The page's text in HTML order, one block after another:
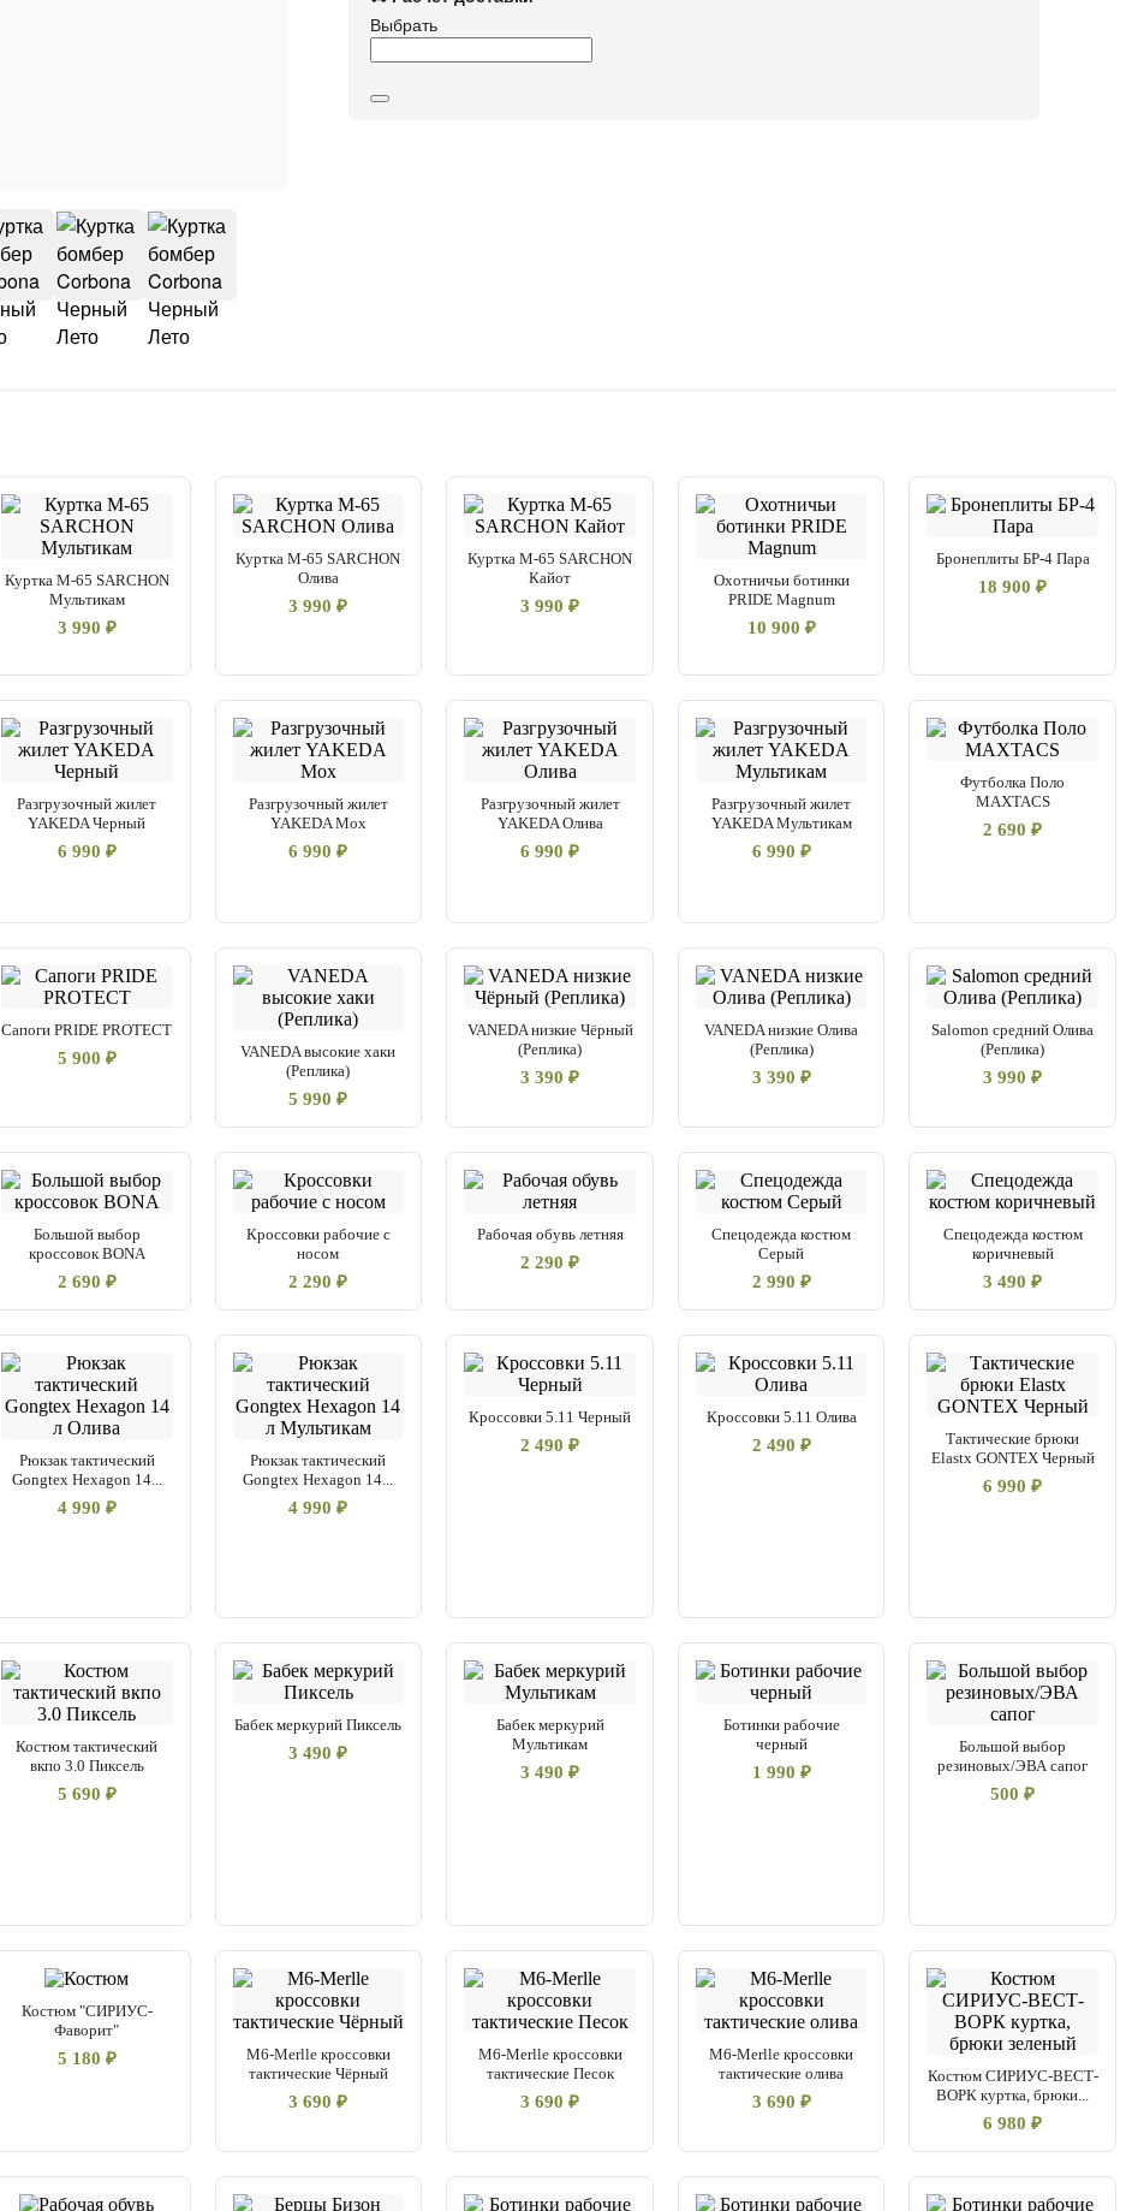
Выбрать
Куртка М-65 SARCHON
Мультикам
3 990 ₽
Куртка М-65 SARCHON
Олива
3 990 ₽
Куртка М-65 SARCHON
Кайот
3 990 ₽
Охотничьи ботинки
PRIDE Magnum
10 900 ₽
Бронеплиты БР-4 Пара
18 900 ₽
Разгрузочный жилет
YAKEDA Черный
6 990 ₽
Разгрузочный жилет
YAKEDA Мох
6 990 ₽
Разгрузочный жилет
YAKEDA Олива
6 990 ₽
Разгрузочный жилет
YAKEDA Мультикам
6 990 ₽
Футболка Поло
MAXTACS
2 690 ₽
Сапоги PRIDE PROTECT
5 900 ₽
VANEDA высокие хаки
(Реплика)
5 990 ₽
VANEDA низкие Чёрный
(Реплика)
3 390 ₽
VANEDA низкие Олива
(Реплика)
3 390 ₽
Salomon средний Олива
(Реплика)
3 990 ₽
Большой выбор
кроссовок BONA
2 690 ₽
Кроссовки рабочие с
носом
2 290 ₽
Рабочая обувь летняя
2 290 ₽
Спецодежда костюм
Серый
2 990 ₽
Спецодежда костюм
коричневый
3 490 ₽
Рюкзак тактический
Gongtex Hexagon 14...
4 990 ₽
Рюкзак тактический
Gongtex Hexagon 14...
4 990 ₽
Кроссовки 5.11 Черный
2 490 ₽
Кроссовки 5.11 Олива
2 490 ₽
Тактические брюки
Elastx GONTEX Черный
6 990 ₽
Костюм тактический
вкпо 3.0 Пиксель
5 690 ₽
Бабек меркурий Пиксель
3 490 ₽
Бабек меркурий
Мультикам
3 490 ₽
Ботинки рабочие
черный
1 990 ₽
Большой выбор
резиновых/ЭВА сапог
500 ₽
Костюм "СИРИУС-
Фаворит"
5 180 ₽
M6-Merlle кроссовки
тактические Чёрный
3 690 ₽
M6-Merlle кроссовки
тактические Песок
3 690 ₽
M6-Merlle кроссовки
тактические олива
3 690 ₽
Костюм СИРИУС-ВЕСТ-
ВОРК куртка, брюки...
6 980 ₽